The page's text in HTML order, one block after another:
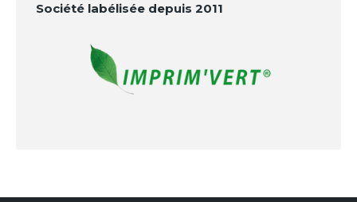
Société labélisée depuis 2011